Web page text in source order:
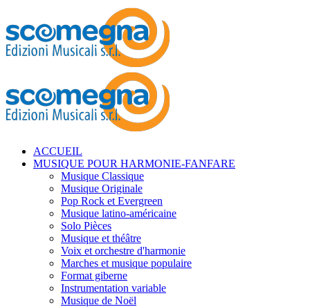
ACCUEIL
MUSIQUE POUR HARMONIE-FANFARE
Musique Classique
Musique Originale
Pop Rock et Evergreen
Musique latino-américaine
Solo Pièces
Musique et théâtre
Voix et orchestre d'harmonie
Marches et musique populaire
Format giberne
Instrumentation variable
Musique de Noël